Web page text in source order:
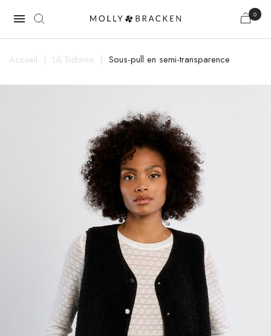
 0
Accueil Lili Sidonio Sous-pull en semi-transparence